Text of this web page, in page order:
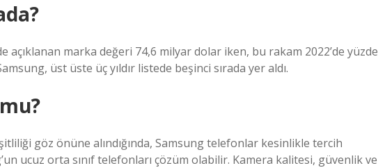
açıklanan marka değeri 74,6 milyar dolar iken, bu rakam 2022’de yüzde
üst üste üç yıldır listede beşinci sırada yer aldı.
göz önüne alındığında, Samsung telefonlar kesinlikle tercih
ucuz orta sınıf telefonları çözüm olabilir. Kamera kalitesi, güvenlik ve